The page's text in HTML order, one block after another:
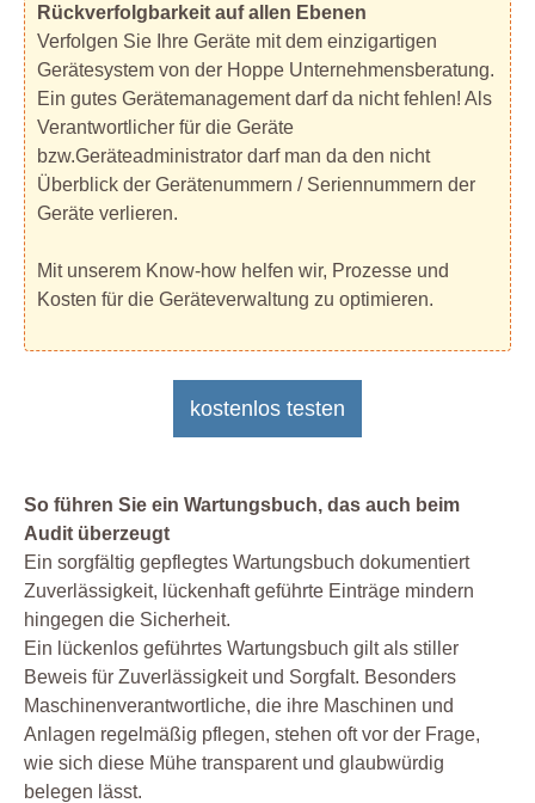
Rückverfolgbarkeit auf allen Ebenen
Verfolgen Sie Ihre Geräte mit dem einzigartigen
Gerätesystem von der Hoppe Unternehmensberatung.
Ein gutes Gerätemanagement darf da nicht fehlen! Als
Verantwortlicher für die Geräte
bzw.Geräteadministrator darf man da den nicht
Überblick der Gerätenummern / Seriennummern der
Geräte verlieren.
Mit unserem Know-how helfen wir, Prozesse und
Kosten für die Geräteverwaltung zu optimieren.
kostenlos testen
So führen Sie ein Wartungsbuch, das auch beim
Audit überzeugt
Ein sorgfältig gepflegtes Wartungsbuch dokumentiert
Zuverlässigkeit, lückenhaft geführte Einträge mindern
hingegen die Sicherheit.
Ein lückenlos geführtes Wartungsbuch gilt als stiller
Beweis für Zuverlässigkeit und Sorgfalt. Besonders
Maschinenverantwortliche, die ihre Maschinen und
Anlagen regelmäßig pflegen, stehen oft vor der Frage,
wie sich diese Mühe transparent und glaubwürdig
belegen lässt.